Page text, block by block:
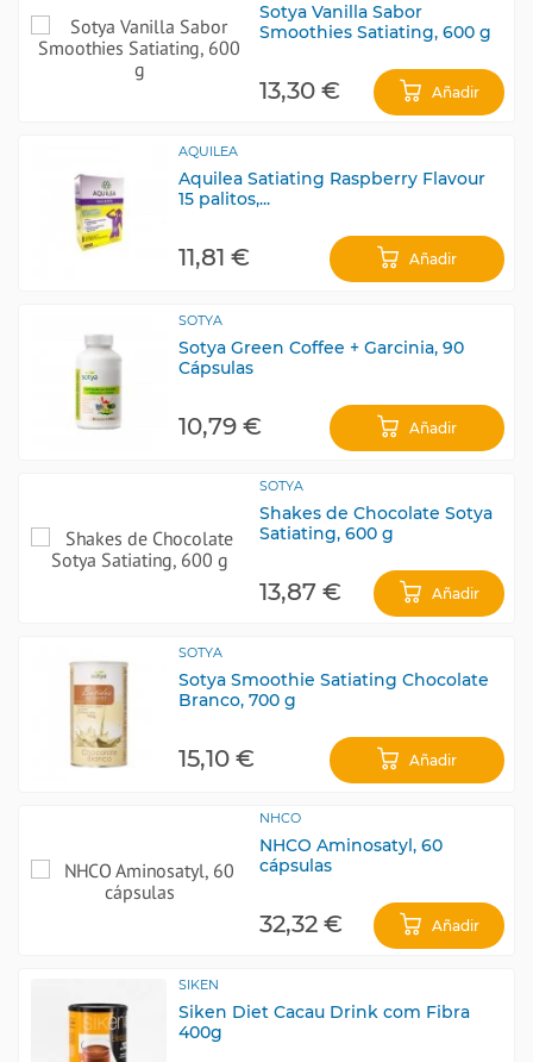
Sotya Vanilla Sabor
Smoothies Satiating, 600 g
13,30 € Añadir
AQUILEA
Aquilea Satiating Raspberry Flavour
15 palitos,...
11,81 € Añadir
SOTYA
Sotya Green Coffee + Garcinia, 90
Cápsulas
10,79 € Añadir
SOTYA
Shakes de Chocolate Sotya
Satiating, 600 g
13,87 € Añadir
SOTYA
Sotya Smoothie Satiating Chocolate
Branco, 700 g
15,10 € Añadir
NHCO
NHCO Aminosatyl, 60
cápsulas
32,32 € Añadir
SIKEN
Siken Diet Cacau Drink com Fibra
400g